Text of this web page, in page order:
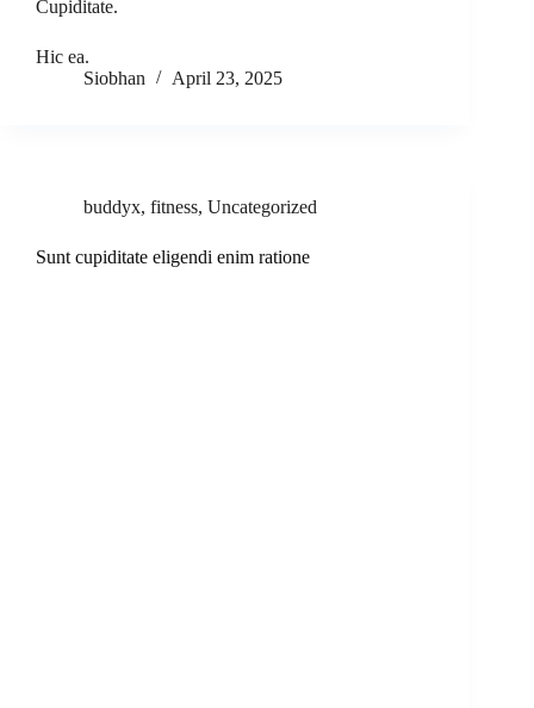
Cupiditate.
Hic ea.
Siobhan
April 23, 2025
buddyx, fitness, Uncategorized
Sunt cupiditate eligendi enim ratione